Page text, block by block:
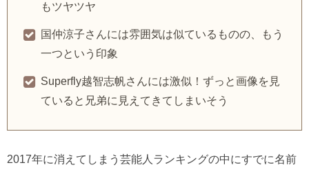
もツヤツヤ
国仲涼子さんには雰囲気は似ているものの、もう
一つという印象
Superfly越智志帆さんには激似！ずっと画像を見
ていると兄弟に見えてきてしまいそう
2017年に消えてしまう芸能人ランキングの中にすでに名前